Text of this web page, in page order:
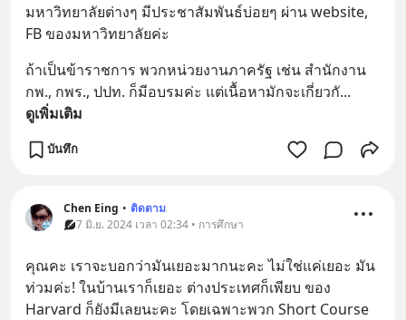
มหาวิทยาลัยต่างๆ มีประชาสัมพันธ์บ่อยๆ ผ่าน website,
FB ของมหาวิทยาลัยค่ะ
ถ้าเป็นข้าราชการ พวกหน่วยงานภาครัฐ เช่น สำนักงาน
กพ., กพร., ปปท. ก็มีอบรมค่ะ แต่เนื้อหามักจะเกี่ยวกั...
ดูเพิ่มเติม
บันทึก
Chen Eing • ติดตาม
7 มิ.ย. 2024 เวลา 02:34 • การศึกษา
คุณคะ เราจะบอกว่ามันเยอะมากนะคะ ไม่ใช่แค่เยอะ มัน
ท่วมค่ะ! ในบ้านเราก็เยอะ ต่างประเทศก็เพียบ ของ
Harvard ก็ยังมีเลยนะคะ โดยเฉพาะพวก Short Course